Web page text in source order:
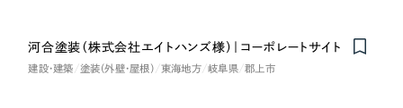
河合塗装（株式会社エイトハンズ様）｜コーポレートサイト
建設・建築 塗装（外壁・屋根） 東海地方 岐阜県 郡上市